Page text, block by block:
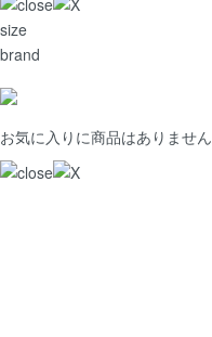
size
brand
お気に入りに商品はありません